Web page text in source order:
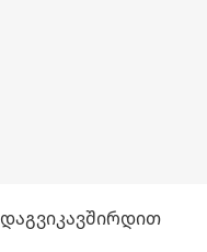
Დაგვიკავშირდით